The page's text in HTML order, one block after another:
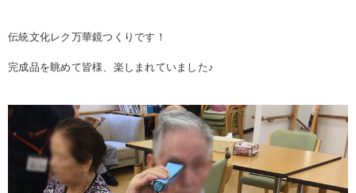
伝統文化レク万華鏡つくりです！
完成品を眺めて皆様、楽しまれていました♪